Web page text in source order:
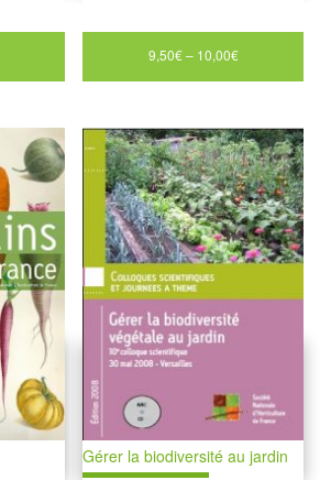
9,50€– 10,00€
Gérer la biodiversité au jardin